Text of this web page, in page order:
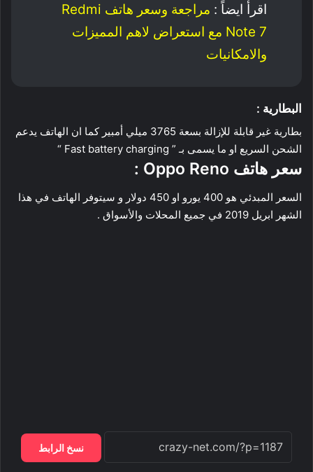
اقرأ ايضاً :
مراجعة وسعر هاتف Redmi
Note 7 مع استعراض لاهم المميزات
والامكانيات
البطارية :
بطارية غير قابلة للإزالة بسعة 3765 ميلي أمبير كما ان الهاتف يدعم
الشحن السريع او ما يسمى بـ ” Fast battery charging “
سعر هاتف Oppo Reno :
السعر المبدئي هو 400 يورو او 450 دولار و سيتوفر الهاتف في هذا
الشهر ابريل 2019 في جميع المحلات والأسواق .
نسخ الرابط